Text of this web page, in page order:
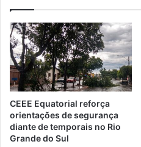
CEEE Equatorial reforça
orientações de segurança
diante de temporais no Rio
Grande do Sul